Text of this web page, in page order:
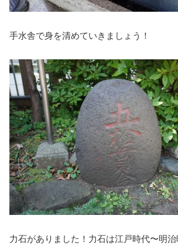
手水舎で身を清めていきましょう！
力石がありました！力石は江戸時代〜明